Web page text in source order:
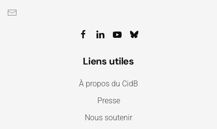
Liens utiles
À propos du CidB
Presse
Nous soutenir